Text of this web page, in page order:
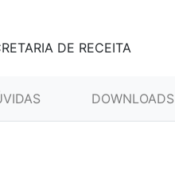
DE RECEITA
DOWNLOADS